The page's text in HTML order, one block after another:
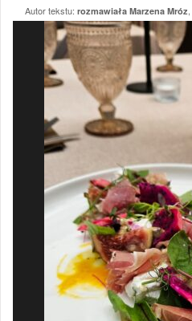
Autor tekstu: rozmawiała Marzena Mróz